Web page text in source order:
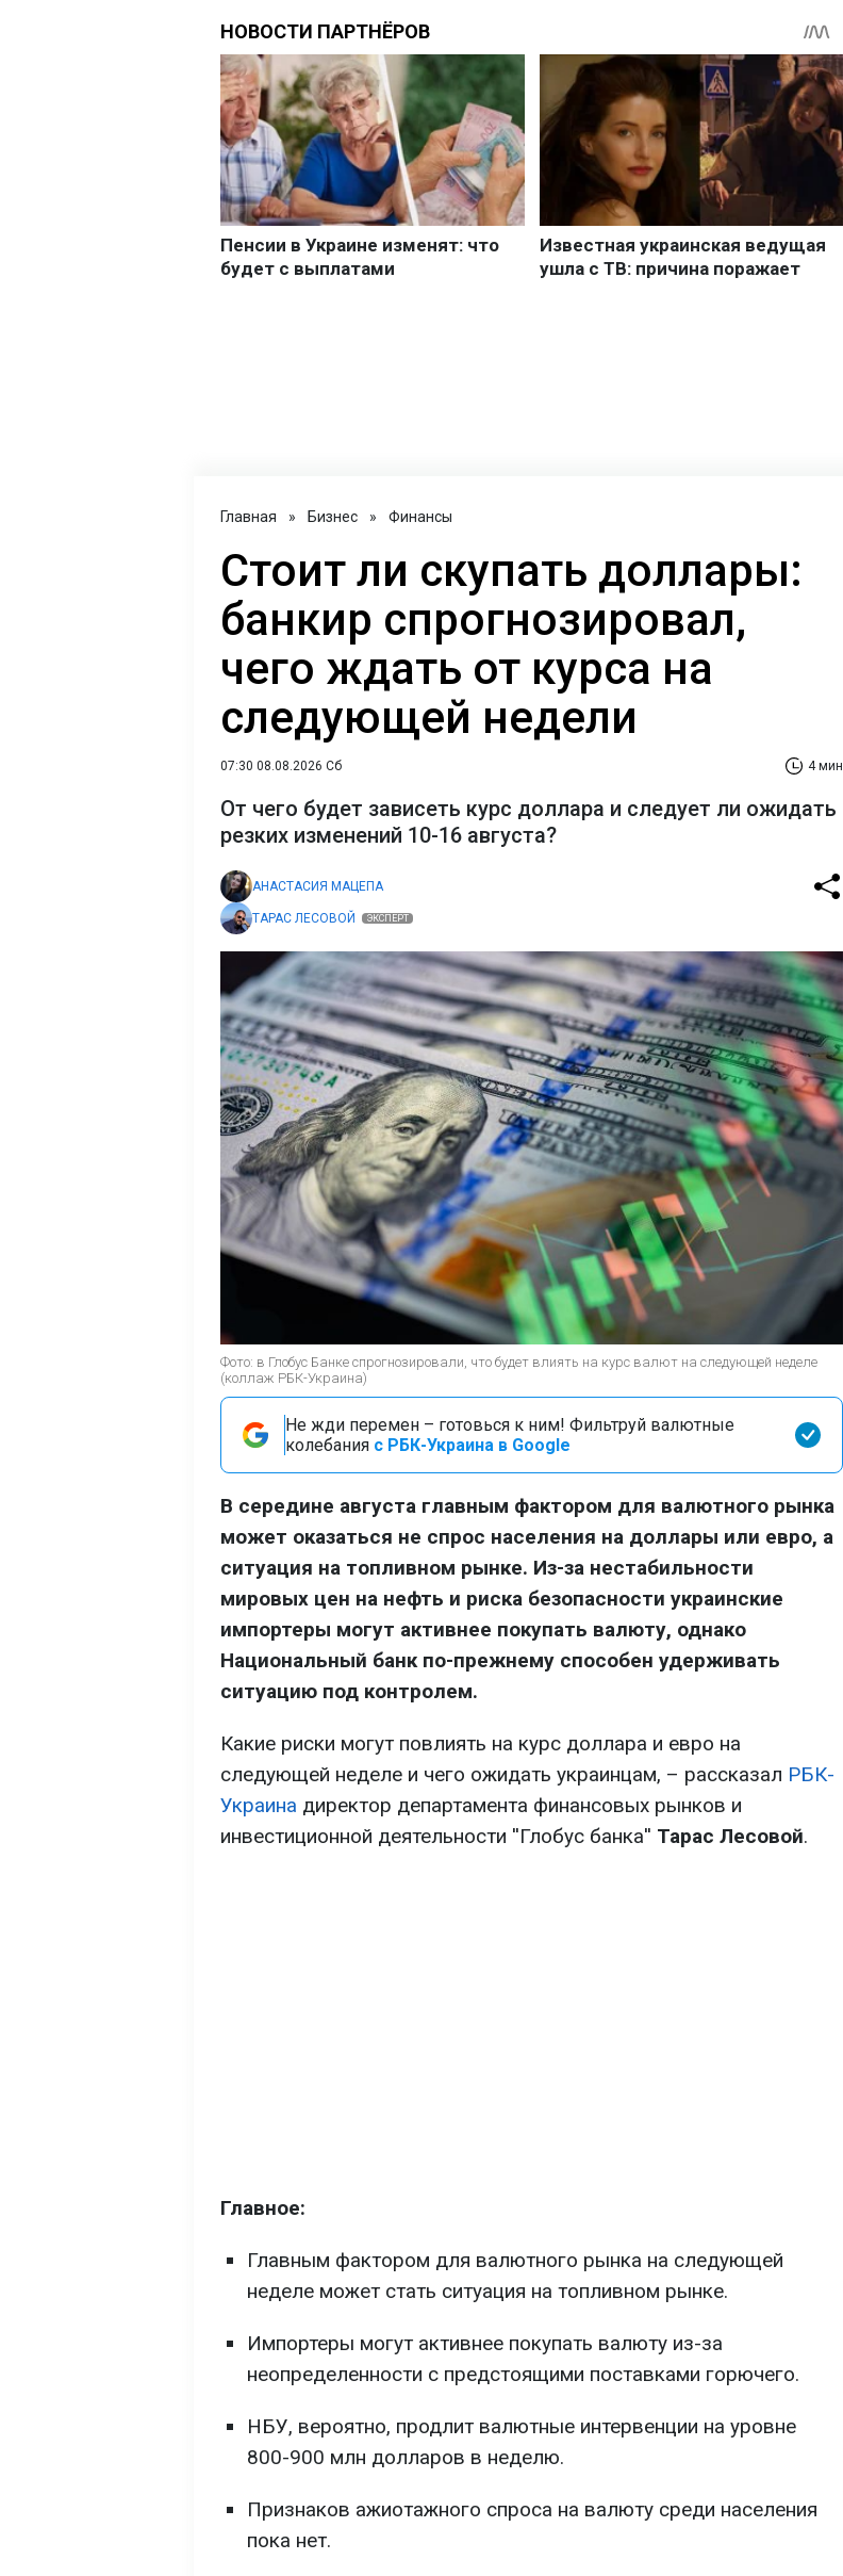
Главная » Бизнес » Финансы
Стоит ли скупать доллары:
банкир спрогнозировал,
чего ждать от курса на
следующей недели
07:30 08.08.2026 Сб 4 мин
От чего будет зависеть курс доллара и следует ли ожидать
резких изменений 10-16 августа?
АНАСТАСИЯ МАЦЕПА
ТАРАС ЛЕСОВОЙ ЭКСПЕРТ
Фото: в Глобус Банке спрогнозировали, что будет влиять на курс валют на следующей неделе
(коллаж РБК-Украина)
Не жди перемен – готовься к ним! Фильтруй валютные
колебания с РБК-Украина в Google
В середине августа главным фактором для валютного рынка
может оказаться не спрос населения на доллары или евро, а
ситуация на топливном рынке. Из-за нестабильности
мировых цен на нефть и риска безопасности украинские
импортеры могут активнее покупать валюту, однако
Национальный банк по-прежнему способен удерживать
ситуацию под контролем.
Какие риски могут повлиять на курс доллара и евро на
следующей неделе и чего ожидать украинцам, – рассказал РБК-
Украина директор департамента финансовых рынков и
инвестиционной деятельности ''Глобус банка'' Тарас Лесовой.
Главное:
Главным фактором для валютного рынка на следующей
неделе может стать ситуация на топливном рынке.
Импортеры могут активнее покупать валюту из-за
неопределенности с предстоящими поставками горючего.
НБУ, вероятно, продлит валютные интервенции на уровне
800-900 млн долларов в неделю.
Признаков ажиотажного спроса на валюту среди населения
пока нет.